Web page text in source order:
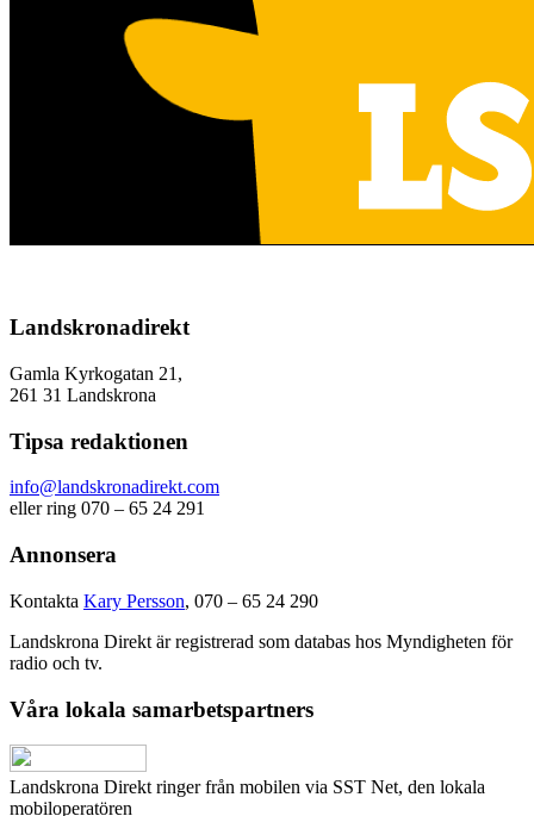
Landskronadirekt
Gamla Kyrkogatan 21,
261 31 Landskrona
Tipsa redaktionen
info@landskronadirekt.com
eller ring 070 – 65 24 291
Annonsera
Kontakta Kary Persson, 070 – 65 24 290
Landskrona Direkt är registrerad som databas hos Myndigheten för
radio och tv.
Våra lokala samarbetspartners
Landskrona Direkt ringer från mobilen via SST Net, den lokala
mobiloperatören